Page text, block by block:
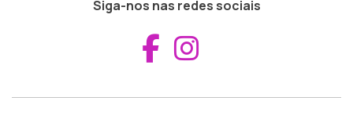
Siga-nos nas redes sociais
Aceder ao